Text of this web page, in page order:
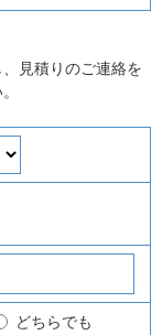
見積りのご連絡を
どちらでも